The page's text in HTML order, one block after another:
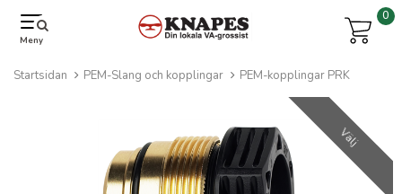
Meny
0
Startsidan PEM-Slang och kopplingar PEM-kopplingar PRK
Välj